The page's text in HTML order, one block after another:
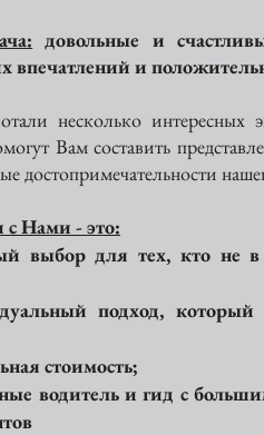
довольные и
впечатлений и
несколько интересных
Вам составить
достопримечательности
с Нами - это:
выбор для тех, кто не в
подход,
стоимость;
водитель и гид с